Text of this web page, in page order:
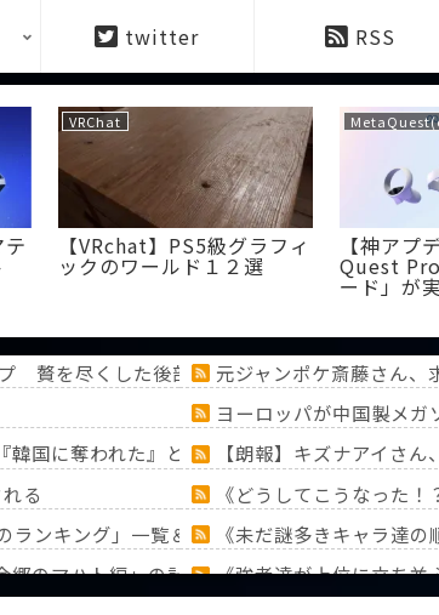
twitter RSS
テ
VRChat
【VRchat】PS5級グラフィ
ックのワールド１２選
【神アプ
Quest
ード」が
贅を尽くした後部座席でたばこを吸うのが
元ジャンポケ斎藤さん、
ヨーロッパが中国製メガ
国に奪われた』と欧州の大手メディアが一斉
【朗報】キズナアイさ
る
《どうしてこうなった
ンキング」一覧＆「ミミック」大特集！！【
《未だ謎多きキャラ達
のマハト編」の計31キャラのランキングを徹
《強者達が上位に立ち並